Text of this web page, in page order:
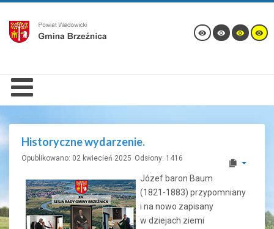
Historyczne wydarzenie.
Opublikowano: 02 kwiecień 2025 Odsłony: 1416
Józef baron Baum
(1821-1883) przypomniany
i na nowo zapisany
w dziejach ziemi